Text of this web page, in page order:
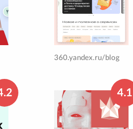
360.yandex.ru/blog
4.1